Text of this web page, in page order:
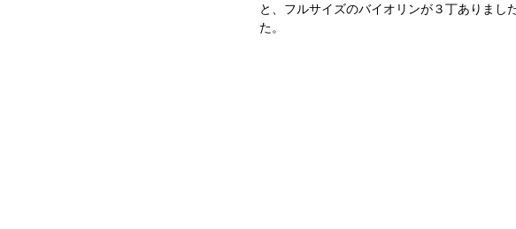
と、フルサイズのバイオリンが３丁ありまし
た。